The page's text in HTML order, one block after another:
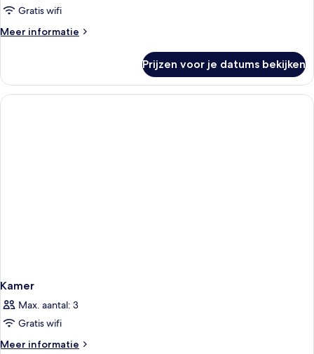
Gratis wifi
Meer informatie
Meer
Suite
Prijzen voor je datums bekijken
Kamer
Max. aantal: 3
Gratis wifi
Meer informatie
Meer